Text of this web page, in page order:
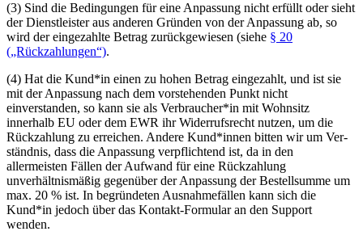
(3) Sind die Bedingungen für eine Anpassung nicht erfüllt oder sieht
der Dienstleister aus anderen Grün­den von der Anpassung ab, so
wird der eingezahlte Betrag zurückgewiesen (siehe § 20
(„Rückzahlungen“).
(4) Hat die Kund*in einen zu hohen Betrag eingezahlt, und ist sie
mit der Anpassung nach dem vorstehenden Punkt nicht
einverstanden, so kann sie als Verbraucher*in mit Wohnsitz
innerhalb EU oder dem EWR ihr Widerrufsrecht nutzen, um die
Rückzahlung zu erreichen. Andere Kund*innen bitten wir um Ver­
ständ­nis, dass die Anpassung verpflichtend ist, da in den
allermeisten Fällen der Aufwand für eine Rück­zah­lung
unverhältnismäßig gegenüber der Anpassung der Bestellsumme um
max. 20 % ist. In begründeten Ausnahmefällen kann sich die
Kund*in jedoch über das Kontakt-Formular an den Support
wenden.